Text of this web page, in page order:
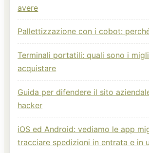
avere
Pallettizzazione con i cobot:
Terminali portatili: quali sono i
acquistare
Guida per difendere il sito
hacker
iOS ed Android: vediamo le app
tracciare spedizioni in entrata e in